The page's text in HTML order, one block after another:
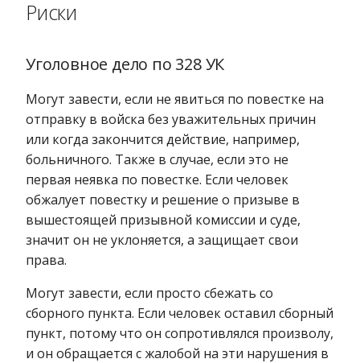
Риски
Уголовное дело по 328 УК
Могут завести, если не явиться по повестке на
отправку в войска без уважительных причин
или когда закончится действие, например,
больничного. Также в случае, если это не
первая неявка по повестке. Если человек
обжалует повестку и решение о призыве в
вышестоящей призывной комиссии и суде,
значит он не уклоняется, а защищает свои
права.
Могут завести, если просто сбежать со
сборного пункта. Если человек оставил сборный
пункт, потому что он сопротивлялся произволу,
и он обращается с жалобой на эти нарушения в